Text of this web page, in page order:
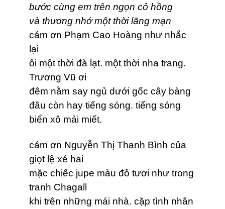
bước cùng em trên ngọn cỏ hồng
và thương nhớ một thời lãng mạn
cám ơn Phạm Cao Hoàng như nhắc
lại
ôi một thời đà lạt. một thời nha trang.
Trương Vũ ơi
đêm nằm say ngủ dưới gốc cây bàng
đâu còn hay tiếng sóng. tiếng sóng
biển xô mải miết.
cám ơn Nguyễn Thị Thanh Bình của
giọt lệ xé hai
mặc chiếc jupe màu đỏ tươi như trong
tranh Chagall
khi trên những mái nhà. cặp tình nhân